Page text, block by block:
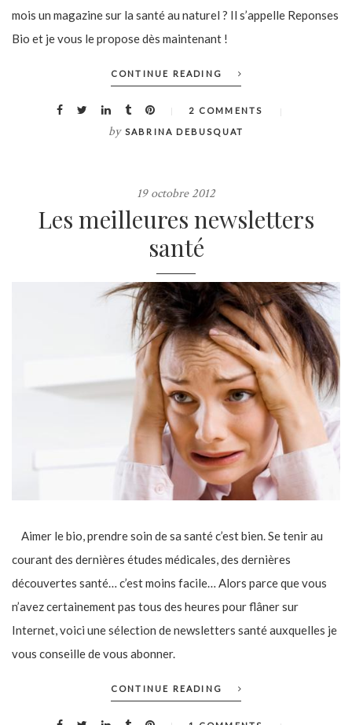
mois un magazine sur la santé au naturel ? Il s’appelle Reponses
Bio et je vous le propose dès maintenant !
CONTINUE READING
2 COMMENTS
by SABRINA DEBUSQUAT
19 octobre 2012
Les meilleures newsletters
santé
Aimer le bio, prendre soin de sa santé c’est bien. Se tenir au
courant des dernières études médicales, des dernières
découvertes santé… c’est moins facile… Alors parce que vous
n’avez certainement pas tous des heures pour flâner sur
Internet, voici une sélection de newsletters santé auxquelles je
vous conseille de vous abonner.
CONTINUE READING